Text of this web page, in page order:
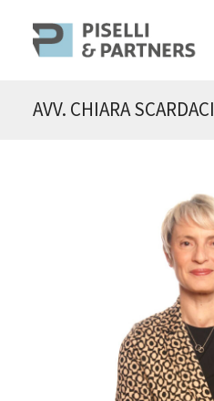
AVV. CHIARA SCARDACI